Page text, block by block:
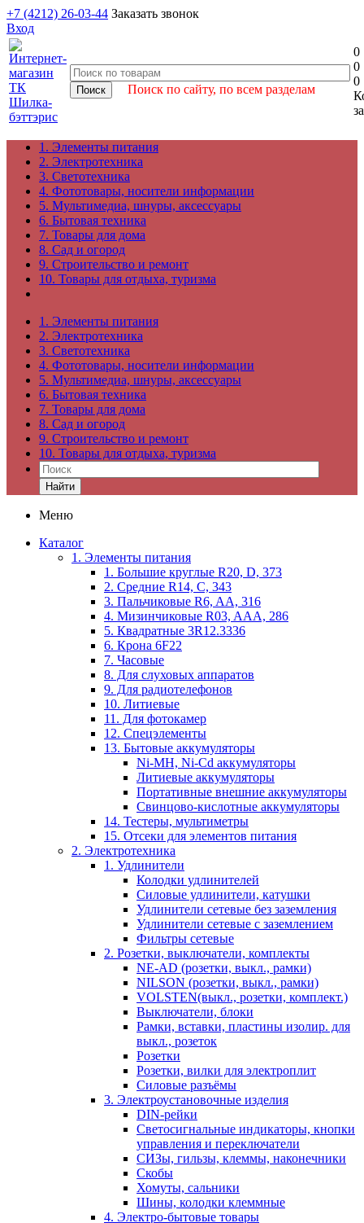
+7 (4212) 26-03-44 Заказать звонок
Вход
Поиск по сайту, по всем разделам
0
0
0
1. Элементы питания
2. Электротехника
3. Светотехника
4. Фототовары, носители информации
5. Мультимедиа, шнуры, аксессуары
6. Бытовая техника
7. Товары для дома
8. Сад и огород
9. Строительство и ремонт
10. Товары для отдыха, туризма
1. Элементы питания
2. Электротехника
3. Светотехника
4. Фототовары, носители информации
5. Мультимедиа, шнуры, аксессуары
6. Бытовая техника
7. Товары для дома
8. Сад и огород
9. Строительство и ремонт
10. Товары для отдыха, туризма
Найти
Меню
Каталог
1. Элементы питания
1. Большие круглые R20, D, 373
2. Средние R14, C, 343
3. Пальчиковые R6, AA, 316
4. Мизинчиковые R03, AAA, 286
5. Квадратные 3R12.3336
6. Крона 6F22
7. Часовые
8. Для слуховых аппаратов
9. Для радиотелефонов
10. Литиевые
11. Для фотокамер
12. Спецэлементы
13. Бытовые аккумуляторы
Ni-MH, Ni-Cd аккумуляторы
Литиевые аккумуляторы
Портативные внешние аккумуляторы
Свинцово-кислотные аккумуляторы
14. Тестеры, мультиметры
15. Отсеки для элементов питания
2. Электротехника
1. Удлинители
Колодки удлинителей
Силовые удлинители, катушки
Удлинители сетевые без заземления
Удлинители сетевые с заземлением
Фильтры сетевые
2. Розетки, выключатели, комплекты
NE-AD (розетки, выкл., рамки)
NILSON (розетки, выкл., рамки)
VOLSTEN(выкл., розетки, комплект.)
Выключатели, блоки
Рамки, вставки, пластины изолир. для
выкл., розеток
Розетки
Розетки, вилки для электроплит
Силовые разъёмы
3. Электроустановочные изделия
DIN-рейки
Светосигнальные индикаторы, кнопки
управления и переключатели
СИЗы, гильзы, клеммы, наконечники
Скобы
Хомуты, сальники
Шины, колодки клеммные
4. Электро-бытовые товары